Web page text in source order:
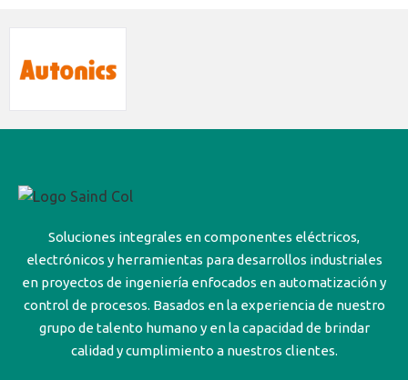
Soluciones integrales en componentes eléctricos,
electrónicos y herramientas para desarrollos industriales
en proyectos de ingeniería enfocados en automatización y
control de procesos. Basados en la experiencia de nuestro
grupo de talento humano y en la capacidad de brindar
calidad y cumplimiento a nuestros clientes.